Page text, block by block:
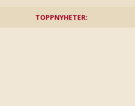
TOPPNYHETER: